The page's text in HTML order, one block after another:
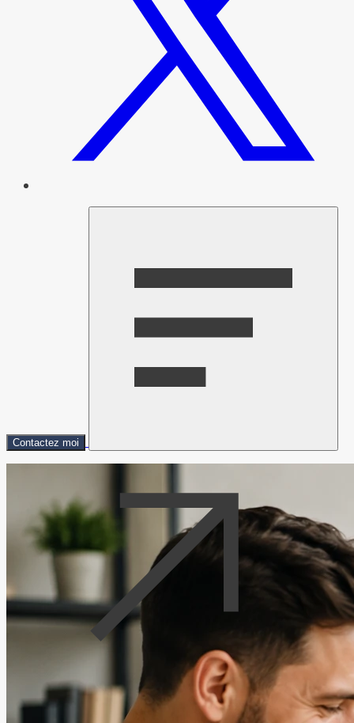
Contactez moi